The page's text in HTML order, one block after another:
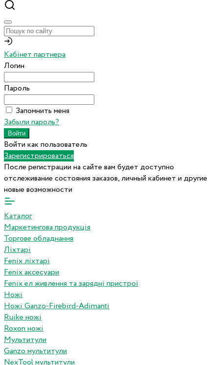
Кабінет партнера
Логин
Пароль
Запомнить меня
Забыли пароль?
Войти как пользователь
Зарегистрироваться
После регистрации на сайте вам будет доступно
отслеживание состояния заказов, личный кабинет и другие
новые возможности
Каталог
Маркетингова продукція
Торгове обладнання
Ліхтарі
Fenix ліхтарі
Fenix аксесуари
Fenix ел живлення та зарядні пристрої
Ножі
Ножі Ganzo-Firebird-Adimanti
Ruike ножі
Roxon ножi
Мультитули
Ganzo мультитули
NexTool мультитули